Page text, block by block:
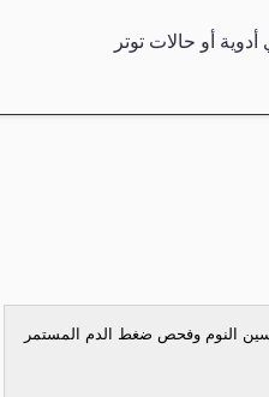
أو حالات توتر
النوم وفحص ضغط الدم المستمر